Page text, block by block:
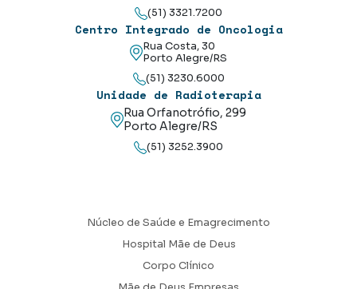
(51) 3321.7200
Centro Integrado de Oncologia
Rua Costa, 30
Porto Alegre/RS
(51) 3230.6000
Unidade de Radioterapia
Rua Orfanotrófio, 299
Porto Alegre/RS
(51) 3252.3900
Núcleo de Saúde e Emagrecimento
Hospital Mãe de Deus
Corpo Clínico